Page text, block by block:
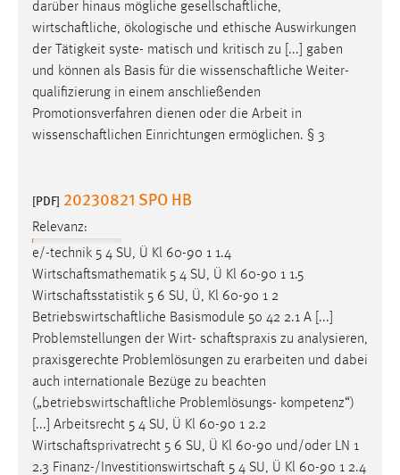
darüber hinaus mögliche gesellschaftliche,
wirtschaftliche, ökologische und ethische Auswirkungen
der Tätigkeit syste- matisch und kritisch zu [...] gaben
und können als Basis für die wissenschaftliche Weiter-
qualifizierung in einem anschließenden
Promotionsverfahren dienen oder die Arbeit in
wissenschaftlichen Einrichtungen ermöglichen. § 3
[PDF] 20230821 SPO HB
Relevanz:
e/-technik 5 4 SU, Ü Kl 60-90 1 1.4
Wirtschaftsmathematik 5 4 SU, Ü Kl 60-90 1 1.5
Wirtschaftsstatistik 5 6 SU, Ü, Kl 60-90 1 2
Betriebswirtschaftliche Basismodule 50 42 2.1 A [...]
Problemstellungen der Wirt- schaftspraxis zu analysieren,
praxisgerechte Problemlösungen zu erarbeiten und dabei
auch internationale Bezüge zu beachten
(„betriebswirtschaftliche Problemlösungs- kompetenz“)
[...] Arbeitsrecht 5 4 SU, Ü Kl 60-90 1 2.2
Wirtschaftsprivatrecht 5 6 SU, Ü Kl 60-90 und/oder LN 1
2.3 Finanz-/Investitionswirtschaft 5 4 SU, Ü Kl 60-90 1 2.4